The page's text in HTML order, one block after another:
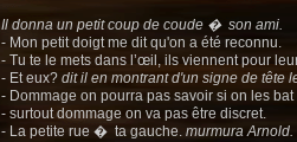
Il donna un petit coup de coude � son ami.
- Mon petit doigt me dit qu'on a été reconnu.
- Tu te le mets dans l’œil, ils viennent pour
- Et eux? dit il en montrant d'un signe de tête
- Dommage on pourra pas savoir si on les bat
- surtout dommage on va pas être discret.
- La petite rue � ta gauche. murmura Arnold.